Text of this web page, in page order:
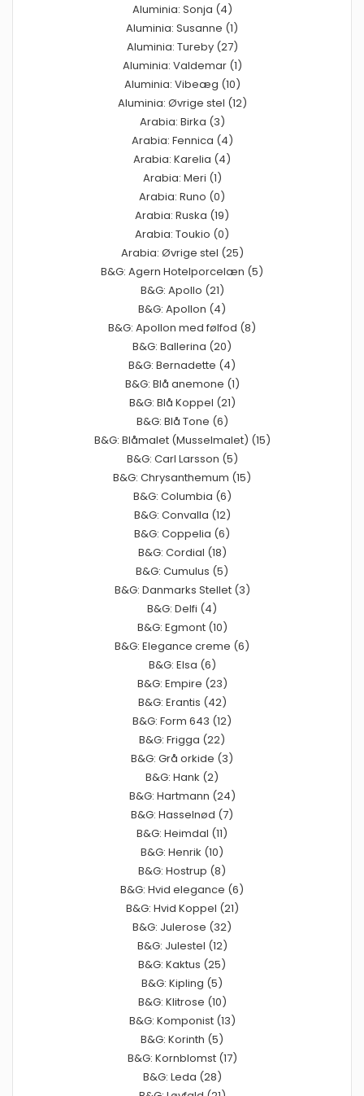
Aluminia: Sonja (4)
Aluminia: Susanne (1)
Aluminia: Tureby (27)
Aluminia: Valdemar (1)
Aluminia: Vibeæg (10)
Aluminia: Øvrige stel (12)
Arabia: Birka (3)
Arabia: Fennica (4)
Arabia: Karelia (4)
Arabia: Meri (1)
Arabia: Runo (0)
Arabia: Ruska (19)
Arabia: Toukio (0)
Arabia: Øvrige stel (25)
B&G: Agern Hotelporcelæn (5)
B&G: Apollo (21)
B&G: Apollon (4)
B&G: Apollon med følfod (8)
B&G: Ballerina (20)
B&G: Bernadette (4)
B&G: Blå anemone (1)
B&G: Blå Koppel (21)
B&G: Blå Tone (6)
B&G: Blåmalet (Musselmalet) (15)
B&G: Carl Larsson (5)
B&G: Chrysanthemum (15)
B&G: Columbia (6)
B&G: Convalla (12)
B&G: Coppelia (6)
B&G: Cordial (18)
B&G: Cumulus (5)
B&G: Danmarks Stellet (3)
B&G: Delfi (4)
B&G: Egmont (10)
B&G: Elegance creme (6)
B&G: Elsa (6)
B&G: Empire (23)
B&G: Erantis (42)
B&G: Form 643 (12)
B&G: Frigga (22)
B&G: Grå orkide (3)
B&G: Hank (2)
B&G: Hartmann (24)
B&G: Hasselnød (7)
B&G: Heimdal (11)
B&G: Henrik (10)
B&G: Hostrup (8)
B&G: Hvid elegance (6)
B&G: Hvid Koppel (21)
B&G: Julerose (32)
B&G: Julestel (12)
B&G: Kaktus (25)
B&G: Kipling (5)
B&G: Klitrose (10)
B&G: Komponist (13)
B&G: Korinth (5)
B&G: Kornblomst (17)
B&G: Leda (28)